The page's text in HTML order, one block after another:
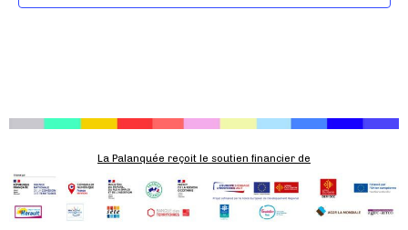
La Palanquée reçoit le soutien financier de